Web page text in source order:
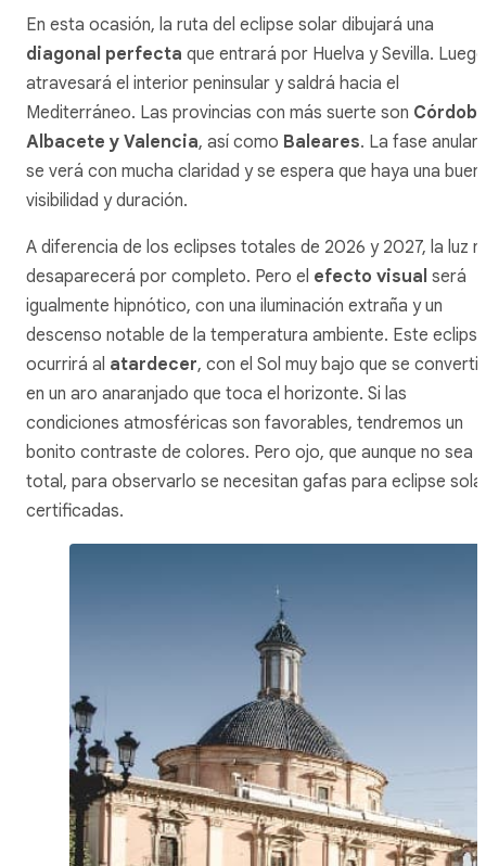
En esta ocasión, la ruta del eclipse solar dibujará una
diagonal perfecta que entrará por Huelva y Sevilla.
atravesará el interior peninsular y saldrá hacia el
Mediterráneo. Las provincias con más suerte son
Albacete y Valencia, así como Baleares. La fase anular
se verá con mucha claridad y se espera que haya una
visibilidad y duración.
A diferencia de los eclipses totales de 2026 y 2027, la luz
desaparecerá por completo. Pero el efecto visual será
igualmente hipnótico, con una iluminación extraña y un
descenso notable de la temperatura ambiente. Este eclipse
ocurrirá al atardecer, con el Sol muy bajo que se
en un aro anaranjado que toca el horizonte. Si las
condiciones atmosféricas son favorables, tendremos un
bonito contraste de colores. Pero ojo, que aunque no sea
total, para observarlo se necesitan gafas para eclipse
certificadas.